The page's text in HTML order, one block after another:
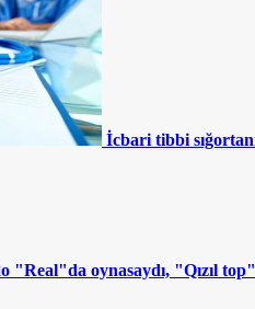
edəcək
baş verir?
olunur:
İcbari tibbi
"Real"da oynasaydı, "Qızıl